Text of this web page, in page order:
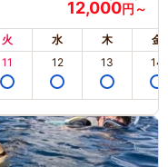
12,000円～
火 水 木 金
11 12 13 14